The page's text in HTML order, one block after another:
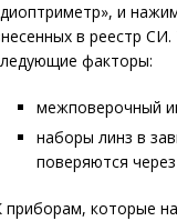
и
в реестр
факторы:
межповерочный
наборы линз в
поверяются
приборам, которые